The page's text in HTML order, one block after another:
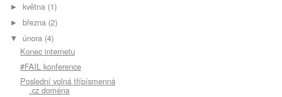
► května (1)
► března (2)
▼ února (4)
Konec internetu
#FAIL konference
Poslední volná třípísmenná
.cz doména